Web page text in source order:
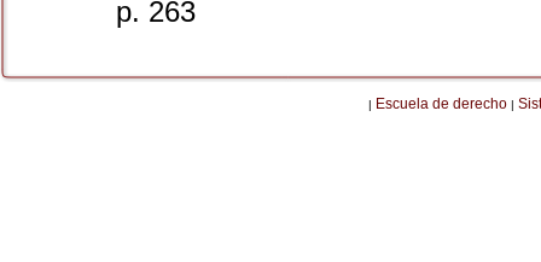
p. 263
| Escuela de derecho |